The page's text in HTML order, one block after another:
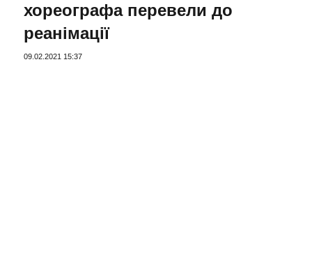
хореографа перевели до
реанімації
09.02.2021 15:37